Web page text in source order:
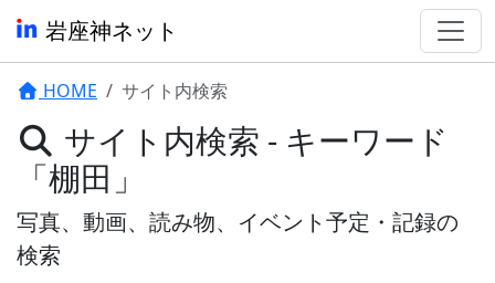
岩座神ネット
HOME サイト内検索
サイト内検索 - キーワード
「棚田」
写真、動画、読み物、イベント予定・記録の
検索